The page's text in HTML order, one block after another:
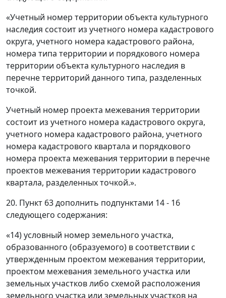
«Учетный номер территории объекта культурного
наследия состоит из учетного номера кадастрового
округа, учетного номера кадастрового района,
номера типа территории и порядкового номера
территории объекта культурного наследия в
перечне территорий данного типа, разделенных
точкой.
Учетный номер проекта межевания территории
состоит из учетного номера кадастрового округа,
учетного номера кадастрового района, учетного
номера кадастрового квартала и порядкового
номера проекта межевания территории в перечне
проектов межевания территории кадастрового
квартала, разделенных точкой.».
20. Пункт 63 дополнить подпунктами 14 - 16
следующего содержания:
«14) условный номер земельного участка,
образованного (образуемого) в соответствии с
утвержденным проектом межевания территории,
проектом межевания земельного участка или
земельных участков либо схемой расположения
земельного участка или земельных участков на